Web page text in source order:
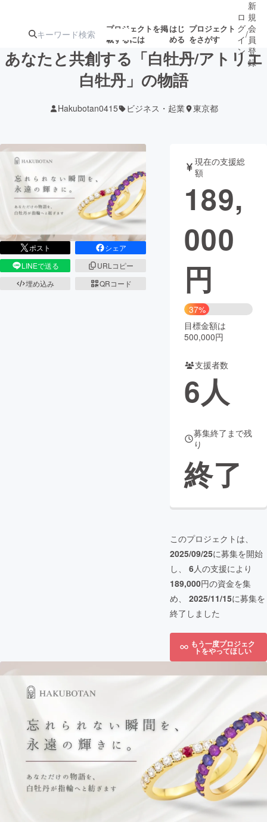
プロジェクトを掲
載するには
はじ
める
プロジェクト
をさがす
ターン
ジェクト
募集終了が近いプ
ロジェクト
されます
音楽
テクノロジー・ガジェット ゲーム・サ
映像・映画
ビジネス・起業
まちづくり・地域活性化
CAMPFIRE Creation
コミュニティ
ロ
グ
イ
ン
/
新
規
会
員
登
録
あなたと共創する「白牡丹/アトリエ
白牡丹」の物語
Hakubotan0415 ビジネス・起業 東京都
ポスト
シェア
LINEで送る
URLコピー
埋め込み
QRコード
現在の支援総
額
189,
000
円
37%
目標金額は
500,000円
支援者数
6人
募集終了まで残
り
終了
このプロジェクトは、
2025/09/25に募集を開始
し、 6人の支援により
189,000円の資金を集
め、 2025/11/15に募集を
終了しました
もう一度プロジェク
トをやってほしい